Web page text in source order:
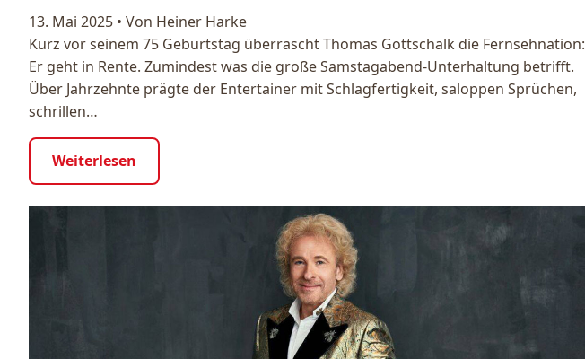
13. Mai 2025 • Von Heiner Harke
Kurz vor seinem 75 Geburtstag überrascht Thomas Gottschalk die Fernsehnation:
Er geht in Rente. Zumindest was die große Samstagabend-Unterhaltung betrifft.
Über Jahrzehnte prägte der Entertainer mit Schlagfertigkeit, saloppen Sprüchen,
schrillen…
Weiterlesen